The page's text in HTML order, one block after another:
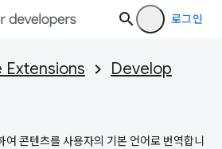
로그인
Extensions Develop
콘텐츠를 사용자의 기본 언어로 번역합니